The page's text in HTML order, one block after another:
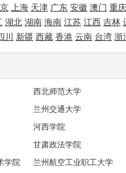
上海 天津 广东 安徽 澳门 重庆
湖北 湖南 海南 江苏 江西 吉林
川 新疆 西藏 香港 云南 台湾 浙
西北师范大学
兰州交通大学
河西学院
甘肃政法学院
学院
兰州航空工业职工大学